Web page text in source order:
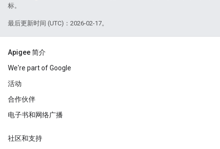
标。
最后更新时间 (UTC)：2026-02-17。
Apigee 简介
We're part of Google
活动
合作伙伴
电子书和网络广播
社区和支持